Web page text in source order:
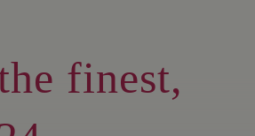
finest,